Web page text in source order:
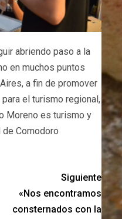
abriendo paso a la
en muchos puntos
a fin de promover
el turismo regional,
Moreno es turismo y
Comodoro
Siguiente
«Nos encontramos
consternados con la